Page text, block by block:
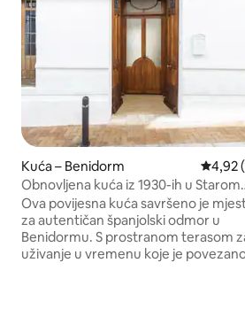
Kuća – Benidorm
4,92
Obnovljena kuća iz 1930-ih u Starom
gradu.
Ova povijesna kuća savršeno je
za autentičan španjolski odmor u
Benidormu. S prostranom terasom za
uživanje u vremenu koje je